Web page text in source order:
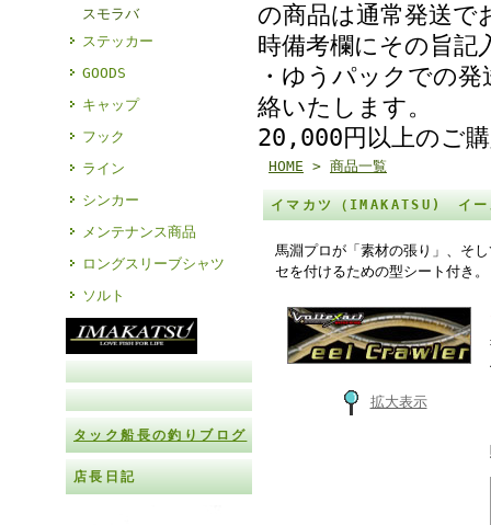
スモラバ
ステッカー
GOODS
キャップ
フック
ライン
シンカー
メンテナンス商品
ロングスリーブシャツ
ソルト
タック船長の釣りブログ
店長日記
の商品は通常発送で
時備考欄にその旨記
・ゆうパックでの
絡いたします。
20,000円以上のご
HOME > 商品一覧
イマカツ（IMAKATSU) イ
馬淵プロが「素材の張り」、そ
セを付けるための型シート付き。
拡大表示